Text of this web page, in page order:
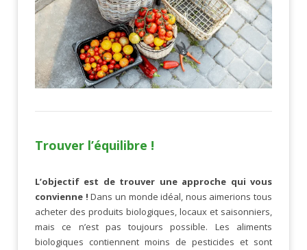
Trouver l’équilibre !
L’objectif est de trouver une approche qui vous
convienne !Dans un monde idéal, nous aimerions tous
acheter des produits biologiques, locaux et saisonniers,
mais ce n’est pas toujours possible. Les aliments
biologiques contiennent moins de pesticides et sont